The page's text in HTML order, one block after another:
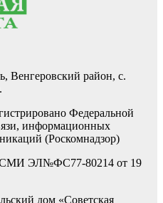
Венгеровский район, с.
Федеральной
информационных
(Роскомнадзор)
СМИ ЭЛ№ФС77-80214 от 19
дом «Советская